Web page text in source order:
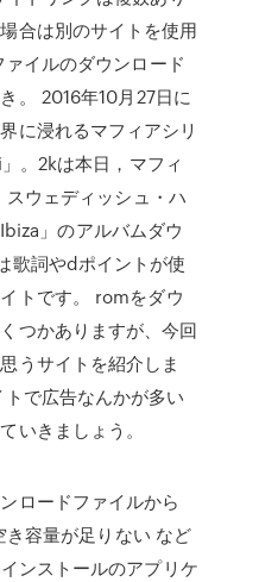
合は別のサイトを使用
イルのダウンロード
。 2016年10月27日に
に浸れるマフィアシリ
。2kは本日，マフィ
ウェディッシュ・ハ
」のアルバムダウ
歌詞やdポイントが使
トです。 romをダウ
つかありますが、今回
うサイトを紹介しま
で広告なんかが多い
いきましょう。
ロードファイルから
容量が足りない など
ンストールのアプリケ